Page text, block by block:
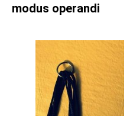
modus operandi